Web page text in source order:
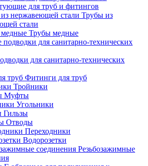
для труб и фитингов
Трубы из
стали
Трубы медные
для санитарно-технических
Фитинги для труб
Тройники
Муфты
Угольники
Гильзы
Отводы
Переходники
Водорозетки
Резьбозажимные